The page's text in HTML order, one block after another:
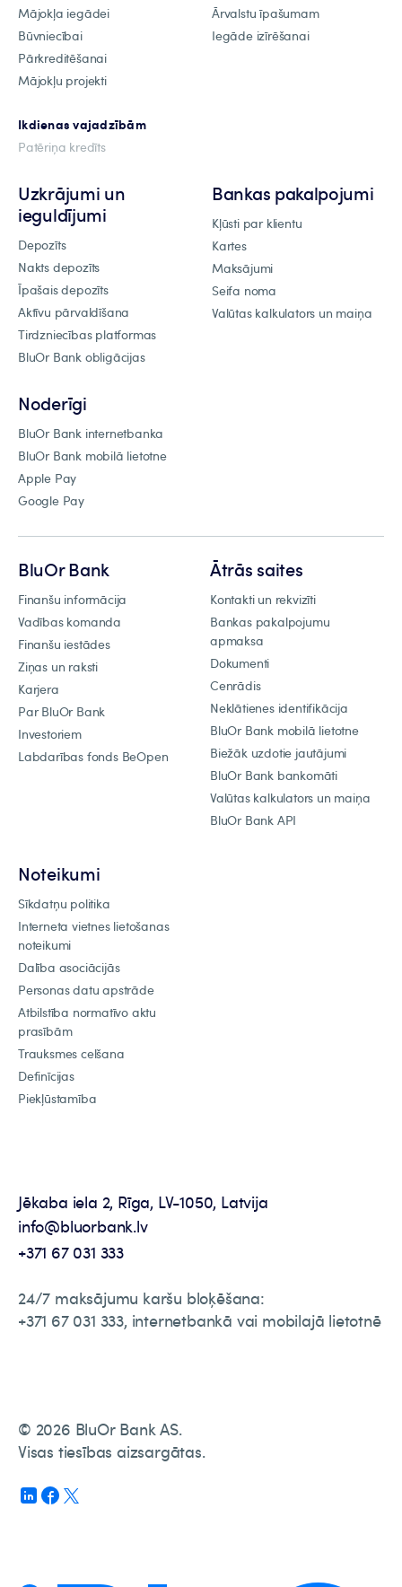
Mājokļa iegādei
Būvniecībai
Pārkreditēšanai
Mājokļu projekti
Ārvalstu īpašumam
Iegāde izīrēšanai
Ikdienas vajadzībām
Patēriņa kredīts
Uzkrājumi un
ieguldījumi
Depozīts
Nakts depozīts
Īpašais depozīts
Aktīvu pārvaldīšana
Tirdzniecības platformas
BluOr Bank obligācijas
Bankas pakalpojumi
Kļūsti par klientu
Kartes
Maksājumi
Seifa noma
Valūtas kalkulators un maiņa
Noderīgi
BluOr Bank internetbanka
BluOr Bank mobilā lietotne
Apple Pay
Google Pay
BluOr Bank
Finanšu informācija
Vadības komanda
Finanšu iestādes
Ziņas un raksti
Karjera
Par BluOr Bank
Investoriem
Labdarības fonds BeOpen
Ātrās saites
Kontakti un rekvizīti
Bankas pakalpojumu
apmaksa
Dokumenti
Cenrādis
Neklātienes identifikācija
BluOr Bank mobilā lietotne
Biežāk uzdotie jautājumi
BluOr Bank bankomāti
Valūtas kalkulators un maiņa
BluOr Bank API
Noteikumi
Sīkdatņu politika
Interneta vietnes lietošanas
noteikumi
Dalība asociācijās
Personas datu apstrāde
Atbilstība normatīvo aktu
prasībām
Trauksmes celšana
Definīcijas
Piekļūstamība
Jēkaba iela 2, Rīga, LV-1050, Latvija
info@bluorbank.lv
+371 67 031 333
24/7 maksājumu karšu bloķēšana:
+371 67 031 333, internetbankā vai mobilajā lietotnē
© 2026 BluOr Bank AS.
Visas tiesības aizsargātas.